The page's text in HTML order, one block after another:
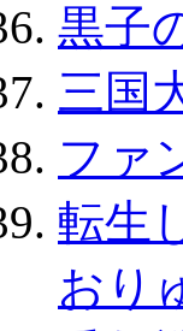
黒子
三国
ファ
転生
おり